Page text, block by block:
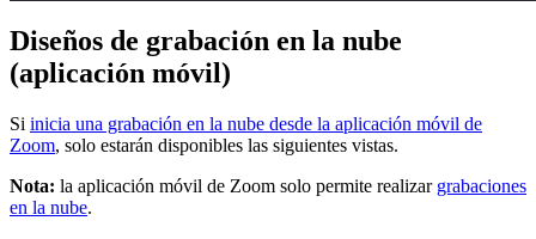
Diseños de grabación en la nube
(aplicación móvil)
Si inicia una grabación en la nube desde la aplicación móvil de
Zoom, solo estarán disponibles las siguientes vistas.
Nota: la aplicación móvil de Zoom solo permite realizar grabaciones
en la nube.